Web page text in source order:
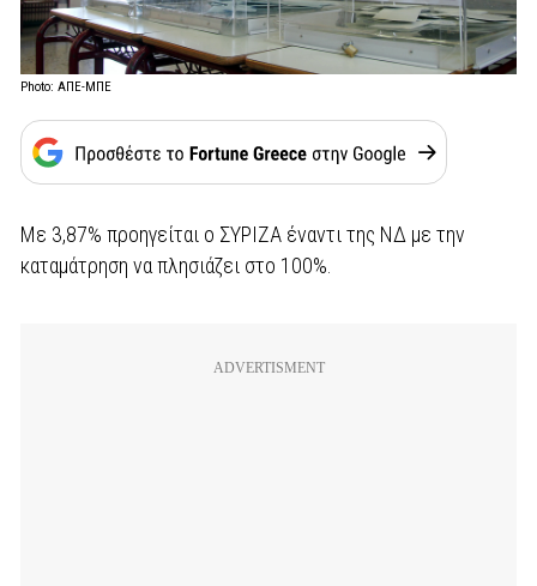
Photo: ΑΠΕ-ΜΠΕ
Με 3,87% προηγείται ο ΣΥΡΙΖΑ έναντι της ΝΔ με την
καταμάτρηση να πλησιάζει στο 100%.